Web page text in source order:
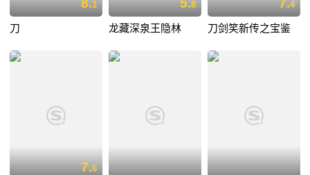
1
刀
8
龙藏深泉王隐林
4
刀剑笑新传之宝鉴
7.6